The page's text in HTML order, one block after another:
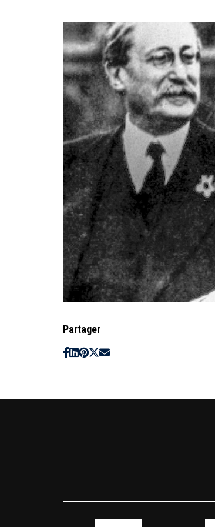
Partager